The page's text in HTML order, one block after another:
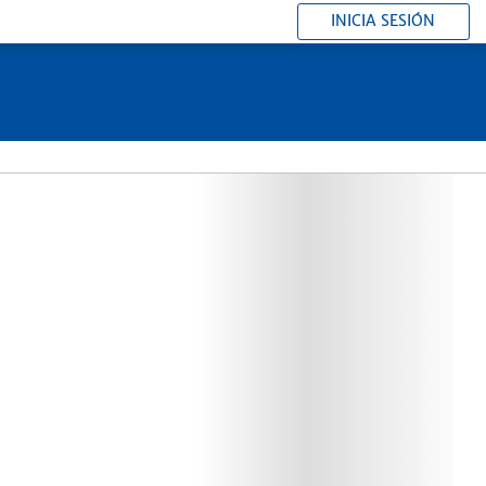
INICIA SESIÓN